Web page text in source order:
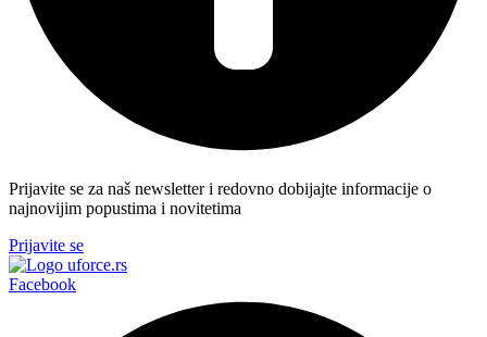
Prijavite se za naš newsletter i redovno dobijajte informacije o
najnovijim popustima i novitetima
Prijavite se
Facebook